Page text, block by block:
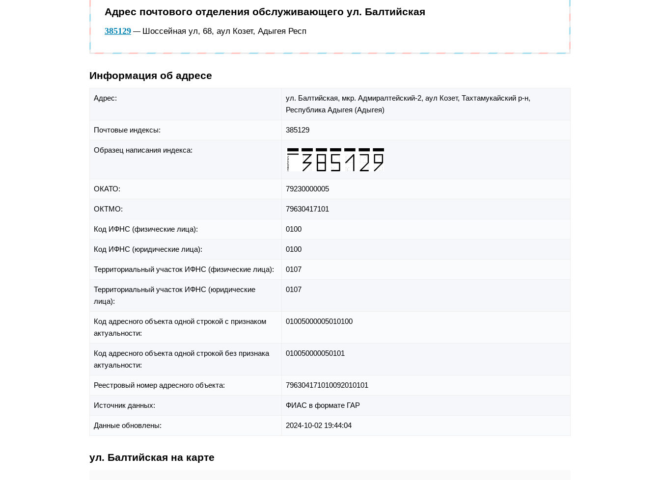
Адрес почтового отделения обслуживающего ул. Балтийская
385129 — Шоссейная ул, 68, аул Козет, Адыгея Респ
Информация об адресе
Адрес: ул. Балтийская, мкр. Адмиралтейский-2, аул Козет, Тахтамукайский р-н,
Республика Адыгея (Адыгея)
Почтовые индексы: 385129
Образец написания индекса:
ОКАТО: 79230000005
ОКТМО: 79630417101
Код ИФНС (физические лица): 0100
Код ИФНС (юридические лица): 0100
Территориальный участок ИФНС (физические лица): 0107
Территориальный участок ИФНС (юридические
лица):
0107
Код адресного объекта одной строкой с признаком
актуальности:
01005000005010100
Код адресного объекта одной строкой без признака
актуальности:
010050000050101
Реестровый номер адресного объекта: 796304171010092010101
Источник данных: ФИАС в формате ГАР
Данные обновлены: 2024-10-02 19:44:04
ул. Балтийская на карте